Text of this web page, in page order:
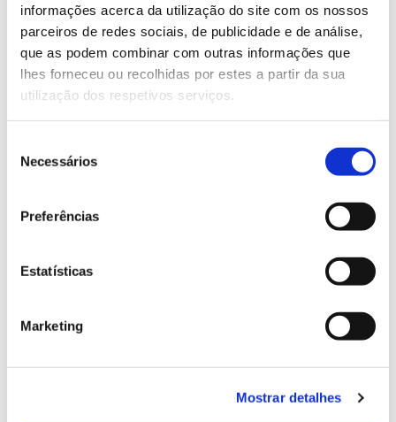
informações acerca da utilização do site com os nossos
parceiros de redes sociais, de publicidade e de análise,
que as podem combinar com outras informações que
lhes forneceu ou recolhidas por estes a partir da sua
utilização dos respetivos serviços.
Necessários
Preferências
Estatísticas
Marketing
Mostrar detalhes
13.07.2026
Genoma do priolo e de outras espécies em risco:
conhecer para conservar
02.07.2026
Registar galhas de Trichi em acácia-das-espigas:
cidadãos chamados a ajudar
no verão 2026